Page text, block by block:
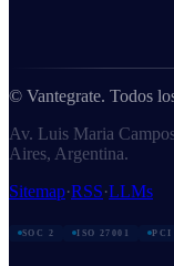
© Vantegrate. Todos
Av. Luis Maria
Aires, Argentina.
Sitemap·RSS·LLMs
SOC 2 ISO 27001 PCI